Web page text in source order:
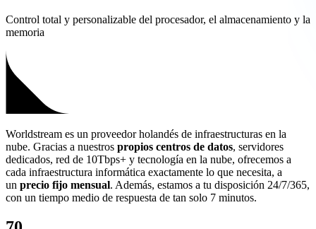
Control total y personalizable del procesador, el almacenamiento y la
memoria
Worldstream es un proveedor holandés de infraestructuras en la
nube. Gracias a nuestros propios centros de datos, servidores
dedicados, red de 10Tbps+ y tecnología en la nube, ofrecemos a
cada infraestructura informática exactamente lo que necesita, a
un precio fijo mensual. Además, estamos a tu disposición 24/7/365,
con un tiempo medio de respuesta de tan solo 7 minutos.